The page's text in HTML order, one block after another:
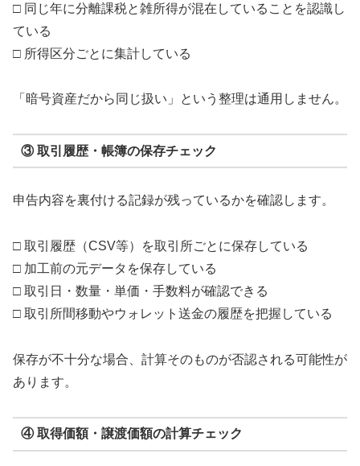
□ 同じ年に分離課税と雑所得が混在していることを認識し
ている
□ 所得区分ごとに集計している
「暗号資産だから同じ扱い」という整理は通用しません。
③ 取引履歴・帳簿の保存チェック
申告内容を裏付ける記録が残っているかを確認します。
□ 取引履歴（CSV等）を取引所ごとに保存している
□ 加工前の元データを保存している
□ 取引日・数量・単価・手数料が確認できる
□ 取引所間移動やウォレット送金の履歴を把握している
保存が不十分な場合、計算そのものが否認される可能性が
あります。
④ 取得価額・譲渡価額の計算チェック